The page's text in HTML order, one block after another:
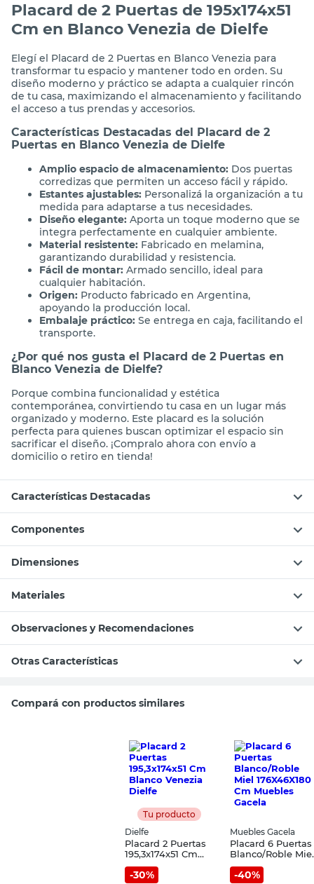
Placard de 2 Puertas de 195x174x51
Cm en Blanco Venezia de Dielfe
Elegí el Placard de 2 Puertas en Blanco Venezia para
transformar tu espacio y mantener todo en orden. Su
diseño moderno y práctico se adapta a cualquier rincón
de tu casa, maximizando el almacenamiento y facilitando
el acceso a tus prendas y accesorios.
Características Destacadas del Placard de 2
Puertas en Blanco Venezia de Dielfe
Amplio espacio de almacenamiento: Dos puertas
corredizas que permiten un acceso fácil y rápido.
Estantes ajustables: Personalizá la organización a tu
medida para adaptarse a tus necesidades.
Diseño elegante: Aporta un toque moderno que se
integra perfectamente en cualquier ambiente.
Material resistente: Fabricado en melamina,
garantizando durabilidad y resistencia.
Fácil de montar: Armado sencillo, ideal para
cualquier habitación.
Origen: Producto fabricado en Argentina,
apoyando la producción local.
Embalaje práctico: Se entrega en caja, facilitando el
transporte.
¿Por qué nos gusta el Placard de 2 Puertas en
Blanco Venezia de Dielfe?
Porque combina funcionalidad y estética
contemporánea, convirtiendo tu casa en un lugar más
organizado y moderno. Este placard es la solución
perfecta para quienes buscan optimizar el espacio sin
sacrificar el diseño. ¡Compralo ahora con envío a
domicilio o retiro en tienda!
Características Destacadas
Componentes
Dimensiones
Materiales
Observaciones y Recomendaciones
Otras Características
Compará con productos similares
Tu producto
Dielfe
Placard 2 Puertas
195,3x174x51 Cm
Blanco Venezia
Dielfe
-30%
Muebles Gacela
Placard 6 Puertas
Blanco/Roble Miel
176X46X180 Cm
Muebles Gacela
-40%